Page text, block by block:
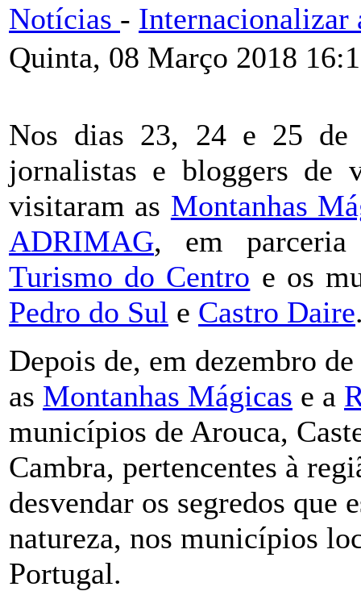
Notícias - Internacionalizar
Quinta, 08 Março 2018
Nos dias 23, 24 e 25 de
jornalistas e bloggers de
visitaram as Montanhas
ADRIMAG, em
Turismo do Centro e os
Pedro do Sul e Castro Daire
Depois de, em dezembro
as Montanhas Mágicas e a
municípios de Arouca,
Cambra, pertencentes à
desvendar os segredos que
natureza, nos municípios
Portugal.